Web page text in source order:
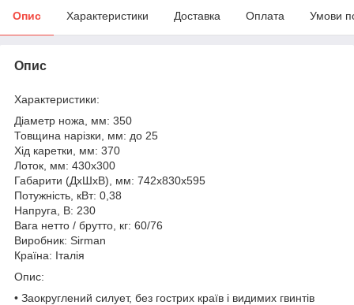
Опис Характеристики Доставка Оплата Умови
Опис
Характеристики:
Діаметр ножа, мм: 350
Товщина нарізки, мм: до 25
Хід каретки, мм: 370
Лоток, мм: 430x300
Габарити (ДхШхВ), мм: 742х830х595
Потужність, кВт: 0,38
Напруга, В: 230
Вага нетто / брутто, кг: 60/76
Виробник: Sirman
Країна: Італія
Опис:
• Заокруглений силует, без гострих країв і видимих гвинтів